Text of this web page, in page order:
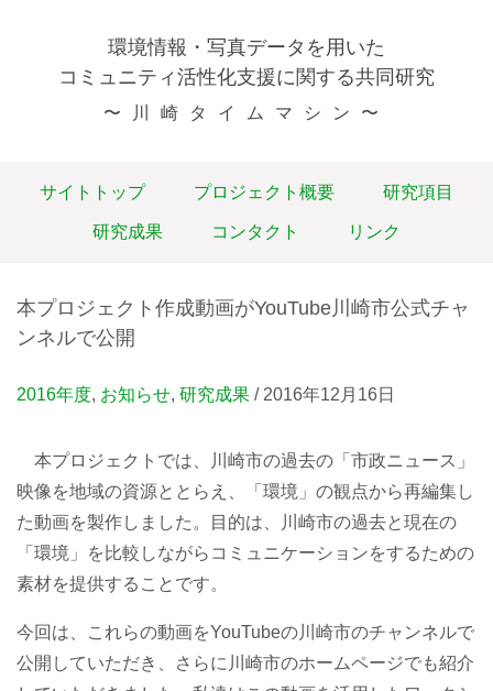
環境情報・写真データを用いた
コミュニティ活性化支援に関する共同研究
〜川崎タイムマシン〜
サイトトップ プロジェクト概要 研究項目
研究成果 コンタクト リンク
本プロジェクト作成動画がYouTube川崎市公式チャ
ンネルで公開
2016年度, お知らせ, 研究成果 / 2016年12月16日
本プロジェクトでは、川崎市の過去の「市政ニュース」
映像を地域の資源ととらえ、「環境」の観点から再編集し
た動画を製作しました。目的は、川崎市の過去と現在の
「環境」を比較しながらコミュニケーションをするための
素材を提供することです。
今回は、これらの動画をYouTubeの川崎市のチャンネルで
公開していただき、さらに川崎市のホームページでも紹介